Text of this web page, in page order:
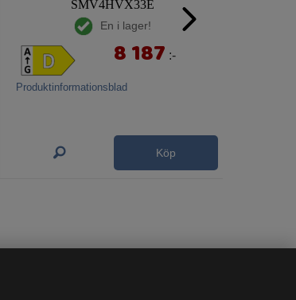
SMV4HVX33E
En i lager!
Produktinformationsblad
8 187 :-
Köp